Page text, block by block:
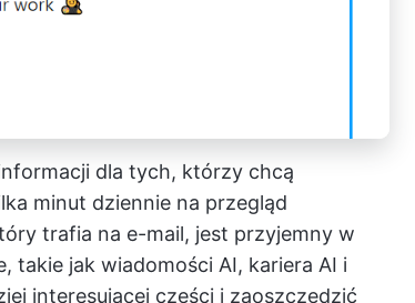
dla tych, którzy chcą
minut dziennie na przegląd
trafia na e-mail, jest przyjemny w
takie jak wiadomości AI, kariera AI i
interesującej części i zaoszczędzić